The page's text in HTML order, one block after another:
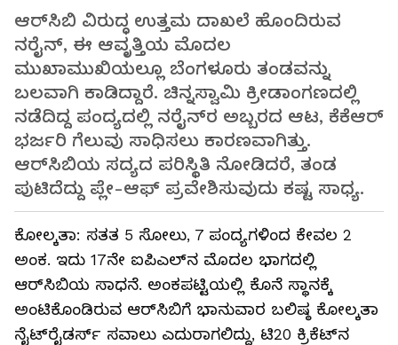
ಆರ್‌ಸಿಬಿ ವಿರುದ್ಧ ಉತ್ತಮ ದಾಖಲೆ ಹೊಂದಿರುವ
ನರೈನ್‌, ಈ ಆವೃತ್ತಿಯ ಮೊದಲ
ಮುಖಾಮುಖಿಯಲ್ಲೂ ಬೆಂಗಳೂರು ತಂಡವನ್ನು
ಬಲವಾಗಿ ಕಾಡಿದ್ದಾರೆ. ಚಿನ್ನಸ್ವಾಮಿ ಕ್ರೀಡಾಂಗಣದಲ್ಲಿ
ನಡೆದಿದ್ದ ಪಂದ್ಯದಲ್ಲಿ ನರೈನ್‌ರ ಅಬ್ಬರದ ಆಟ, ಕೆಕೆಆರ್‌
ಭರ್ಜರಿ ಗೆಲುವು ಸಾಧಿಸಲು ಕಾರಣವಾಗಿತ್ತು.
ಆರ್‌ಸಿಬಿಯ ಸದ್ಯದ ಪರಿಸ್ಥಿತಿ ನೋಡಿದರೆ, ತಂಡ
ಪುಟಿದೆದ್ದು ಪ್ಲೇ-ಆಫ್‌ ಪ್ರವೇಶಿಸುವುದು ಕಷ್ಟ ಸಾಧ್ಯ.
ಕೋಲ್ಕತಾ: ಸತತ 5 ಸೋಲು, 7 ಪಂದ್ಯಗಳಿಂದ ಕೇವಲ 2
ಅಂಕ. ಇದು 17ನೇ ಐಪಿಎಲ್‌ನ ಮೊದಲ ಭಾಗದಲ್ಲಿ
ಆರ್‌ಸಿಬಿಯ ಸಾಧನೆ. ಅಂಕಪಟ್ಟಿಯಲ್ಲಿ ಕೊನೆ ಸ್ಥಾನಕ್ಕೆ
ಅಂಟಿಕೊಂಡಿರುವ ಆರ್‌ಸಿಬಿಗೆ ಭಾನುವಾರ ಬಲಿಷ್ಠ ಕೋಲ್ಕತಾ
ನೈಟ್‌ರೈಡರ್ಸ್‌ ಸವಾಲು ಎದುರಾಗಲಿದ್ದು, ಟಿ20 ಕ್ರಿಕೆಟ್‌ನ